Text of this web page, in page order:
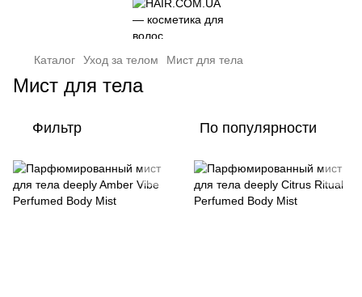
Каталог Уход за телом Мист для тела
Мист для тела
Фильтр По популярности